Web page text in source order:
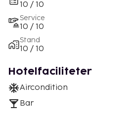
10 / 10
Service
10 / 10
Stand
10 / 10
Hotelfaciliteter
Aircondition
Bar